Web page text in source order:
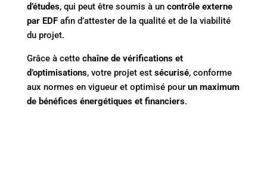
d’études, qui peut être soumis à un contrôle externe
par EDFafin d’attester de la qualité et de la viabilité
du projet.
Grâce à cette chaîne de vérifications et
d’optimisations, votre projet est sécurisé, conforme
aux normes en vigueur et optimisé pour un maximum
de bénéfices énergétiques et financiers.